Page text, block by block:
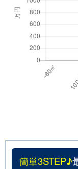
簡単3STEP♪